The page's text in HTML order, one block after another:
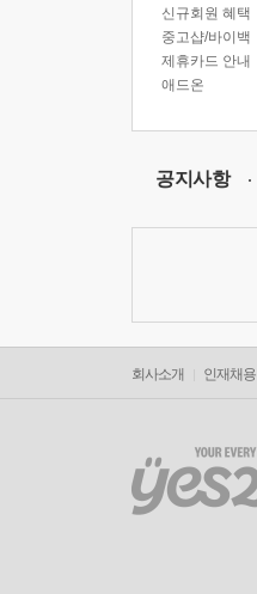
신규회원 혜택
중고샵/바이백
제휴카드 안내
애드온
공지사항
회사소개 인재채용